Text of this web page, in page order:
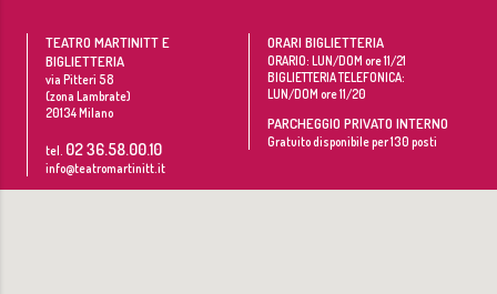
TEATRO MARTINITT E
BIGLIETTERIA
via Pitteri 58
(zona Lambrate)
20134Milano
tel. 02 36.58.00.10
info@teatromartinitt.it
ORARI BIGLIETTERIA
ORARIO: LUN/DOM ore 11/21
BIGLIETTERIA TELEFONICA:
LUN/DOM ore 11/20
PARCHEGGIO PRIVATO INTERNO
Gratuito disponibile per 130 posti